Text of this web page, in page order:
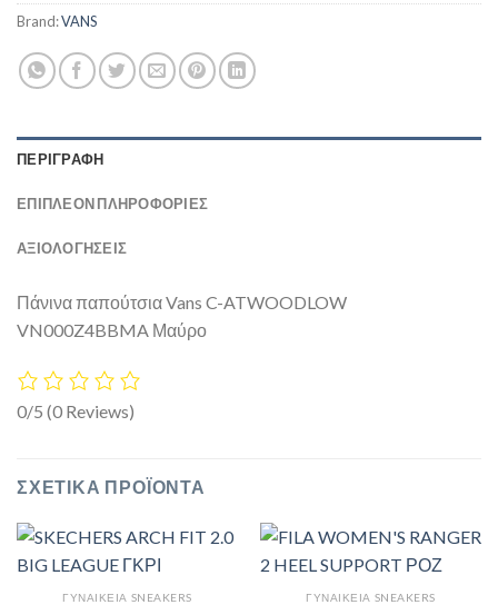
Brand:VANS
ΠΕΡΙΓΡΑΦΉ
ΕΠΙΠΛΈΟΝ ΠΛΗΡΟΦΟΡΊΕΣ
ΑΞΙΟΛΟΓΗΣΕΙΣ
Πάνινα παπούτσια Vans C-ATWOODLOW
VN000Z4BBMA Μαύρο
0/5 (0 Reviews)
ΣΧΕΤΙΚΆ ΠΡΟΪΌΝΤΑ
ΓΥΝΑΙΚΕΊΑ SNEAKERS ΓΥΝΑΙΚΕΊΑ SNEAKERS